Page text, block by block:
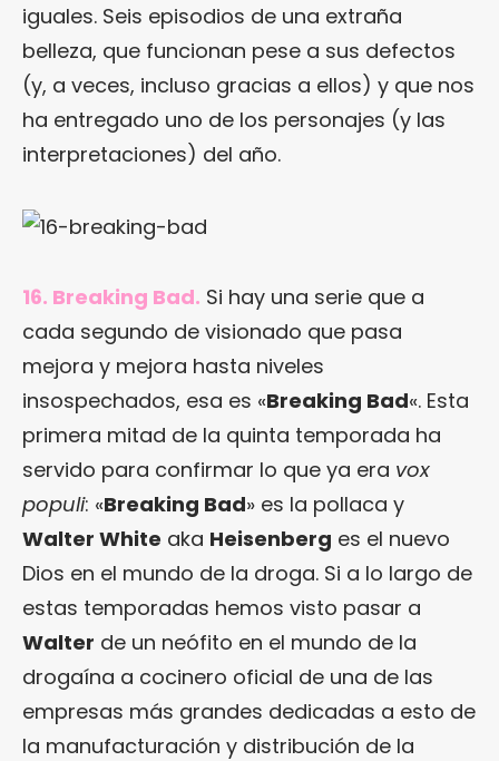
iguales. Seis episodios de una extraña
belleza, que funcionan pese a sus defectos
(y, a veces, incluso gracias a ellos) y que nos
ha entregado uno de los personajes (y las
interpretaciones) del año.
16. Breaking Bad. Si hay una serie que a
cada segundo de visionado que pasa
mejora y mejora hasta niveles
insospechados, esa es «Breaking Bad«. Esta
primera mitad de la quinta temporada ha
servido para confirmar lo que ya era vox
populi: «Breaking Bad» es la pollaca y
Walter White aka Heisenberg es el nuevo
Dios en el mundo de la droga. Si a lo largo de
estas temporadas hemos visto pasar a
Walter de un neófito en el mundo de la
drogaína a cocinero oficial de una de las
empresas más grandes dedicadas a esto de
la manufacturación y distribución de la